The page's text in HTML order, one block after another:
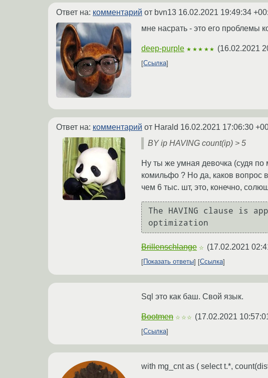
Ответ на: комментарий от bvn13 16.02.2021 19:49:34
мне насрать - это его проблемы
deep-purple ★★★★★ (16.02.2021
Ссылка
Ответ на: комментарий от Harald 16.02.2021 17:06:30
BY ip HAVING count(ip) > 5
Ну ты же умная девочка (судя
комильфо ? Но да, каков вопрос в
чем 6 тыс. шт, это, конечно,
The HAVING clause
Brillenschlange ☆ (17.02.2021
Показать ответы Ссылка
Sql это как баш. Свой язык.
Bootmen ☆☆☆ (17.02.2021
Ссылка
with mg_cnt as ( select t.*,